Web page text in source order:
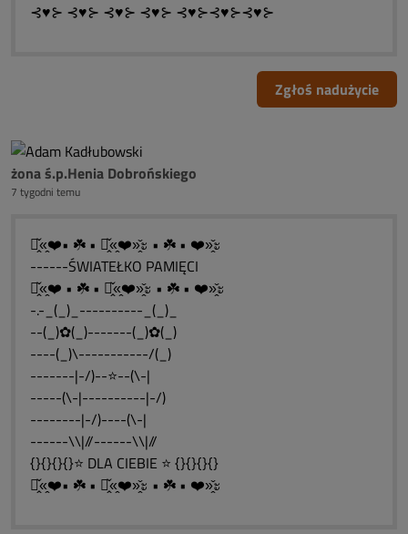
⊰♥⊱ ⊰♥⊱ ⊰♥⊱ ⊰♥⊱ ⊰♥⊱⊰♥⊱⊰♥⊱
Zgłoś nadużycie
żona ś.p.Henia Dobrońskiego
7 tygodni temu
ะ̭̌«̭❤️• ☘️ • ะ̭̌«̭❤️»̭̌ะ • ☘️ • ❤️»̭̌ะ
------ŚWIATEŁKO PAMIĘCI
ะ̭̌«̭❤️ • ☘️ • ะ̭̌«̭❤️»̭̌ะ • ☘️ • ❤️»̭̌ะ
-.-_(_)_----------_(_)_
--(_)✿(_)-------(_)✿(_)
----(_)\-----------/(_)
-------|-/)--⭐--(\-|
-----(\-|----------|-/)
--------|-/)----(\-|
------\\|//------\\|//
{}{}{}{}⭐ DLA CIEBIE ⭐ {}{}{}{}
ะ̭̌«̭❤️• ☘️ • ะ̭̌«̭❤️»̭̌ะ • ☘️ • ❤️»̭̌ะ